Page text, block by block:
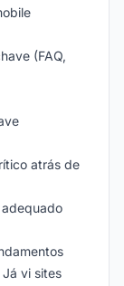
(FAQ,
atrás de
vi sites